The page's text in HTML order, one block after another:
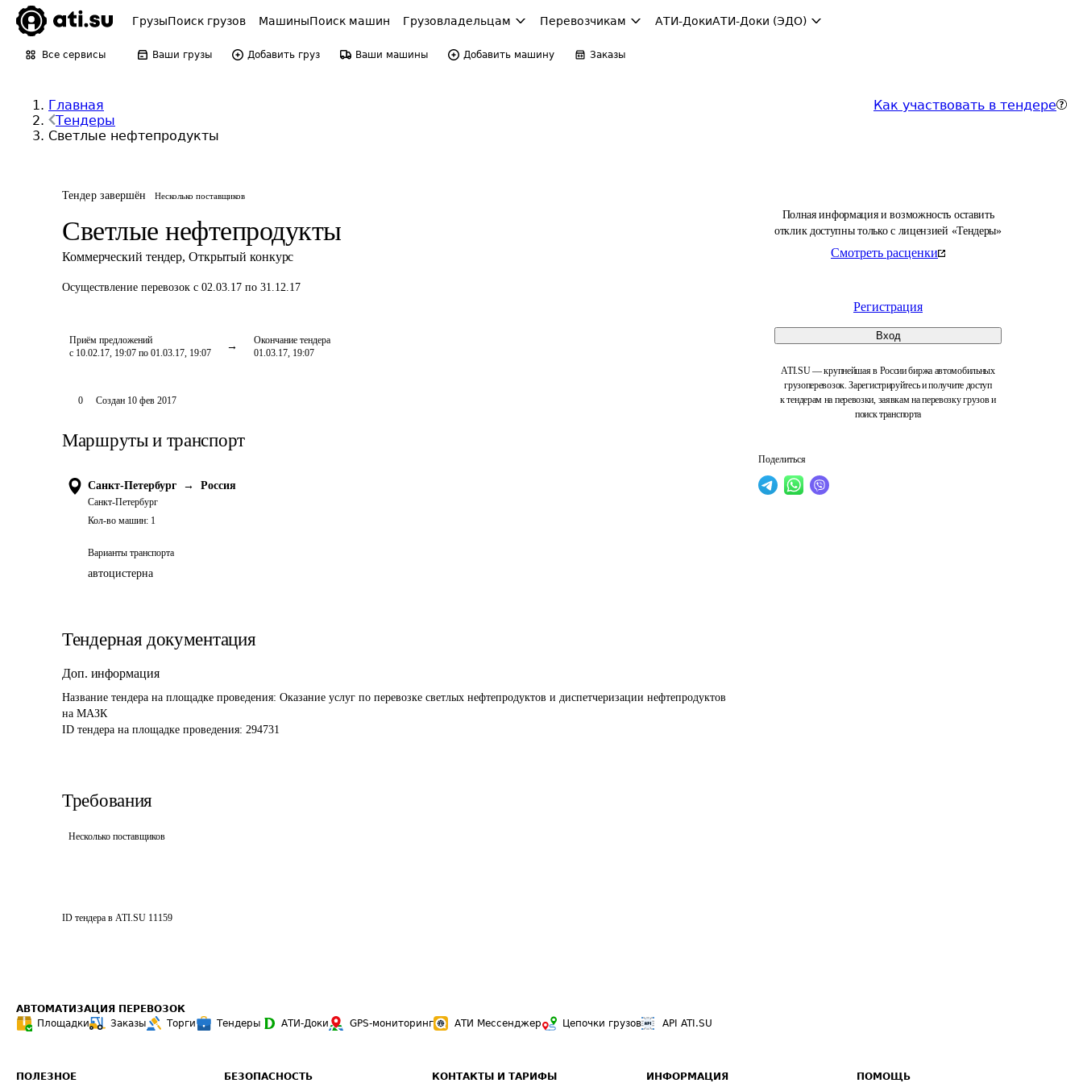
ГрузыПоиск грузов МашиныПоиск машин Грузовладельцам Перевозчикам АТИ-ДокиАТИ-Доки (ЭДО)
Все сервисы Ваши грузы Добавить груз Ваши машины Добавить машину Заказы
Главная
Тендеры
Светлые нефтепродукты
Как участвовать в тендере
Тендер завершён Несколько поставщиков
Светлые нефтепродукты
Коммерческий тендер, Открытый конкурс
Осуществление перевозок с 02.03.17 по 31.12.17
Приём предложений
с 10.02.17, 19:07 по 01.03.17, 19:07
Окончание тендера
01.03.17, 19:07
Полная информация и возможность оставить
отклик доступны только с лицензией «Тендеры»
Смотреть расценки
Регистрация
Вход
ATI.SU — крупнейшая в России биржа автомобильных
грузоперевозок. Зарегистрируйтесь и получите доступ
к тендерам на перевозки, заявкам на перевозку грузов и
поиск транспорта
Поделиться
0 Создан 10 фев 2017
Маршруты и транспорт
Санкт-Петербург →
Санкт-Петербург
Россия
Кол-во машин: 1
Варианты транспорта
автоцистерна
Тендерная документация
Доп. информация
Название тендера на площадке проведения: Оказание услуг по перевозке светлых нефтепродуктов и диспетчеризации нефтепродуктов
на МАЗК
ID тендера на площадке проведения: 294731
Требования
Несколько поставщиков
ID тендера в ATI.SU 11159
АВТОМАТИЗАЦИЯ ПЕРЕВОЗОК
Площадки
Заказы Торги Тендеры АТИ-Доки GPS-мониторинг АТИ Мессенджер Цепочки грузов API ATI.SU
ПОЛЕЗНОЕ БЕЗОПАСНОСТЬ КОНТАКТЫ И ТАРИФЫ ИНФОРМАЦИЯ ПОМОЩЬ